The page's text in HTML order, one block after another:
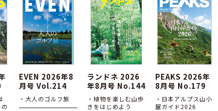
EVEN 2026年8
月号 Vol.214
・大人のゴルフ旅
ランドネ 2026
年8月号 No.144
・植物を楽しむ山歩
きをはじめよう
PEAKS 2026年
8月号 No.179
・日本アルプス山小
屋ガイド2026